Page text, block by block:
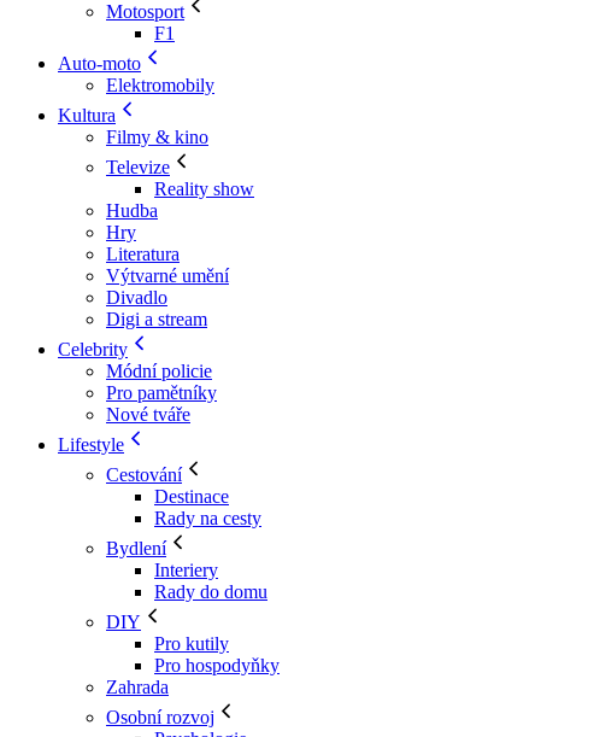
Motosport
F1
Auto-moto
Elektromobily
Kultura
Filmy & kino
Televize
Reality show
Hudba
Hry
Literatura
Výtvarné umění
Divadlo
Digi a stream
Celebrity
Módní policie
Pro pamětníky
Nové tváře
Lifestyle
Cestování
Destinace
Rady na cesty
Bydlení
Interiery
Rady do domu
DIY
Pro kutily
Pro hospodyňky
Zahrada
Osobní rozvoj